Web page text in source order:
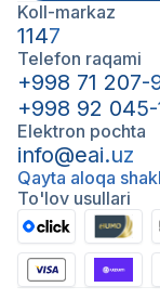
Koll-markaz
1147
Telefon raqami
+998 71 207-
+998 92 045-
Elektron pochta
info@eai.uz
Qayta aloqa
To'lov usullari